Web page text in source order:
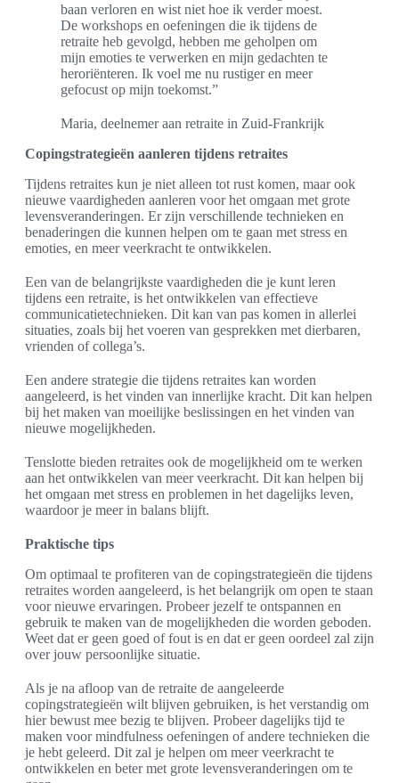
baan verloren en wist niet hoe ik verder moest.
De workshops en oefeningen die ik tijdens de
retraite heb gevolgd, hebben me geholpen om
mijn emoties te verwerken en mijn gedachten te
heroriënteren. Ik voel me nu rustiger en meer
gefocust op mijn toekomst.”
Maria, deelnemer aan retraite in Zuid-Frankrijk
Copingstrategieën aanleren tijdens retraites
Tijdens retraites kun je niet alleen tot rust komen, maar ook
nieuwe vaardigheden aanleren voor het omgaan met grote
levensveranderingen. Er zijn verschillende technieken en
benaderingen die kunnen helpen om te gaan met stress en
emoties, en meer veerkracht te ontwikkelen.
Een van de belangrijkste vaardigheden die je kunt leren
tijdens een retraite, is het ontwikkelen van effectieve
communicatietechnieken. Dit kan van pas komen in allerlei
situaties, zoals bij het voeren van gesprekken met dierbaren,
vrienden of collega’s.
Een andere strategie die tijdens retraites kan worden
aangeleerd, is het vinden van innerlijke kracht. Dit kan helpen
bij het maken van moeilijke beslissingen en het vinden van
nieuwe mogelijkheden.
Tenslotte bieden retraites ook de mogelijkheid om te werken
aan het ontwikkelen van meer veerkracht. Dit kan helpen bij
het omgaan met stress en problemen in het dagelijks leven,
waardoor je meer in balans blijft.
Praktische tips
Om optimaal te profiteren van de copingstrategieën die tijdens
retraites worden aangeleerd, is het belangrijk om open te staan
voor nieuwe ervaringen. Probeer jezelf te ontspannen en
gebruik te maken van de mogelijkheden die worden geboden.
Weet dat er geen goed of fout is en dat er geen oordeel zal zijn
over jouw persoonlijke situatie.
Als je na afloop van de retraite de aangeleerde
copingstrategieën wilt blijven gebruiken, is het verstandig om
hier bewust mee bezig te blijven. Probeer dagelijks tijd te
maken voor mindfulness oefeningen of andere technieken die
je hebt geleerd. Dit zal je helpen om meer veerkracht te
ontwikkelen en beter met grote levensveranderingen om te